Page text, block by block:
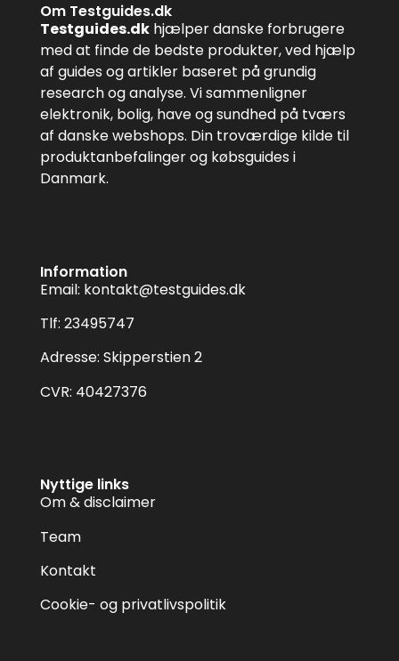
Om Testguides.dk
Testguides.dk hjælper danske forbrugere
med at finde de bedste produkter, ved hjælp
af guides og artikler baseret på grundig
research og analyse. Vi sammenligner
elektronik, bolig, have og sundhed på tværs
af danske webshops. Din troværdige kilde til
produktanbefalinger og købsguides i
Danmark.
Information
Email: kontakt@testguides.dk
Tlf: 23495747
Adresse: Skipperstien 2
CVR: 40427376
Nyttige links
Om & disclaimer
Team
Kontakt
Cookie- og privatlivspolitik